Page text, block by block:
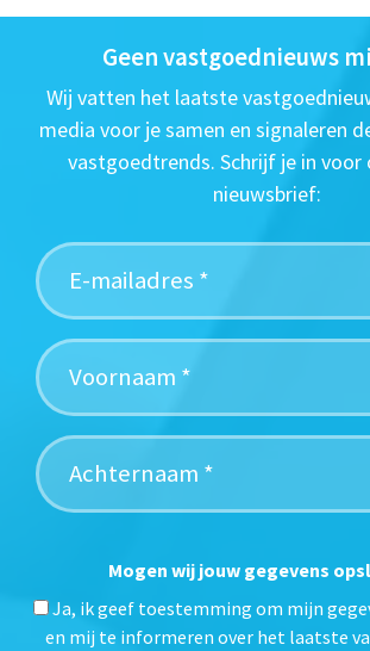
Geen vastgoednieuws
Wij vatten het laatste
media voor je samen en signaleren
vastgoedtrends. Schrijf je in voor
nieuwsbrief:
Mogen wij jouw gegevens
Ja, ik geef toestemming om mijn
en mij te informeren over het laatste